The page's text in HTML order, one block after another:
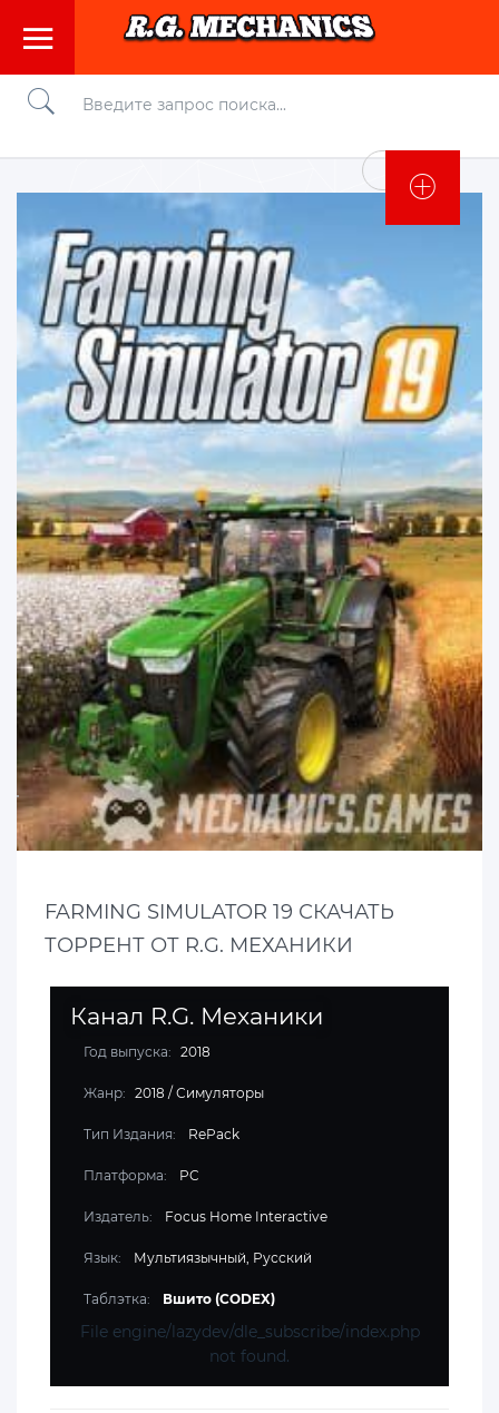
Войти
FARMING SIMULATOR 19 СКАЧАТЬ
ТОРРЕНТ ОТ R.G. МЕХАНИКИ
Канал R.G. Механики
Год выпуска: 2018
Жанр: 2018 /Симуляторы
Тип Издания: RePack
Платформа: PC
Издатель: Focus Home Interactive
Язык: Мультиязычный, Русский
Таблэтка: Вшито (CODEX)
File engine/lazydev/dle_subscribe/index.php
not found.